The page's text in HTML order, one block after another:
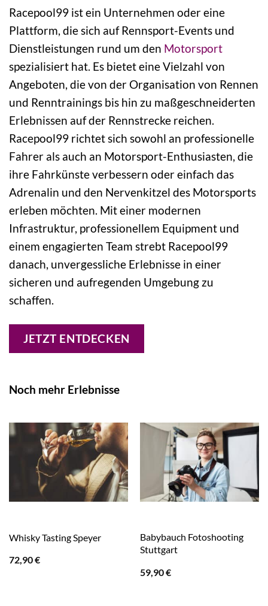
Racepool99 ist ein Unternehmen oder eine
Plattform, die sich auf Rennsport-Events und
Dienstleistungen rund um den Motorsport
spezialisiert hat. Es bietet eine Vielzahl von
Angeboten, die von der Organisation von Rennen
und Renntrainings bis hin zu maßgeschneiderten
Erlebnissen auf der Rennstrecke reichen.
Racepool99 richtet sich sowohl an professionelle
Fahrer als auch an Motorsport-Enthusiasten, die
ihre Fahrkünste verbessern oder einfach das
Adrenalin und den Nervenkitzel des Motorsports
erleben möchten. Mit einer modernen
Infrastruktur, professionellem Equipment und
einem engagierten Team strebt Racepool99
danach, unvergessliche Erlebnisse in einer
sicheren und aufregenden Umgebung zu
schaffen.
JETZT ENTDECKEN
Noch mehr Erlebnisse
Whisky Tasting Speyer
72,90€
Babybauch Fotoshooting
Stuttgart
59,90€